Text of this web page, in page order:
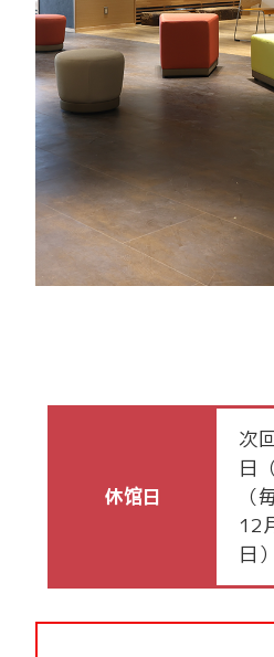
休馆日
次
日
（
12
日）